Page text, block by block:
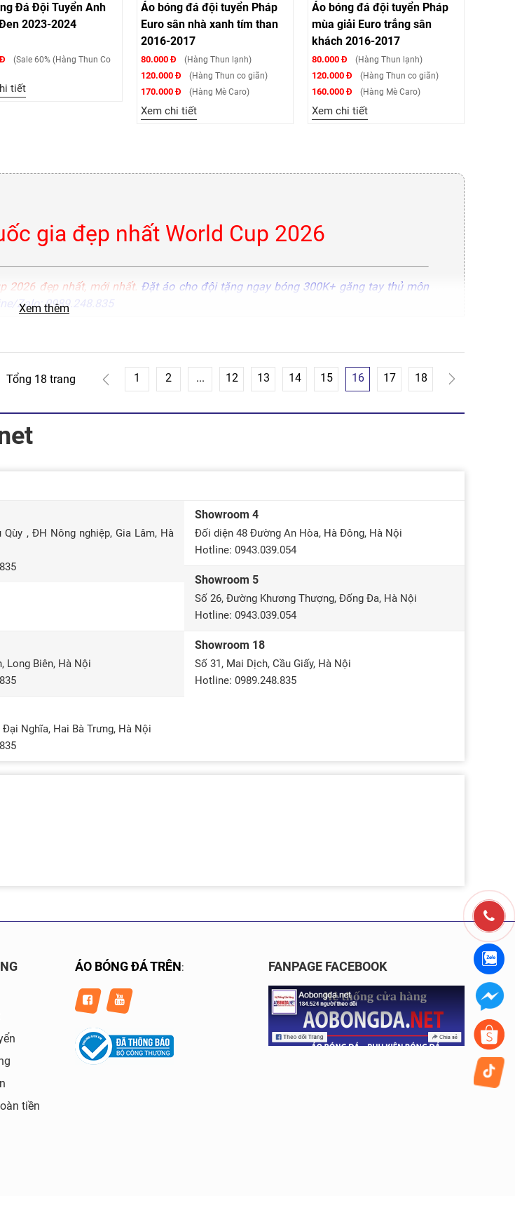
Đá Đội Tuyển Anh
2023-2024
(Sale 60% (Hàng Thun Co
tiết
Áo bóng đá đội tuyển Pháp
Euro sân nhà xanh tím than
2016-2017
80.000 Đ (Hàng Thun lạnh)
120.000 Đ (Hàng Thun co giãn)
170.000 Đ (Hàng Mè Caro)
Xem chi tiết
Áo bóng đá đội tuyển Pháp
mùa giải Euro trắng sân
khách 2016-2017
80.000 Đ (Hàng Thun lạnh)
120.000 Đ (Hàng Thun co giãn)
160.000 Đ (Hàng Mè Caro)
Xem chi tiết
gia đẹp nhất World Cup 2026
2026 đẹp nhất, mới nhất. Đặt áo cho đội tặng ngay bóng 300K+ găng tay thủ môn
Zalo: 0989.248.835
Xem thêm
Tổng 18 trang 1 2 ... 12 13 14 15 16 17 18
Qùy , ĐH Nông nghiệp, Gia Lâm, Hà
Showroom 4
Đối diện 48 Đường An Hòa, Hà Đông, Hà Nội
Hotline: 0943.039.054
Showroom 5
Số 26, Đường Khương Thượng, Đống Đa, Hà Nội
Hotline: 0943.039.054
Long Biên, Hà Nội
Showroom 18
Số 31, Mai Dịch, Cầu Giấy, Hà Nội
Hotline: 0989.248.835
Nghĩa, Hai Bà Trưng, Hà Nội
tiền
ÁO BÓNG ĐÁ TRÊN: FANPAGE FACEBOOK